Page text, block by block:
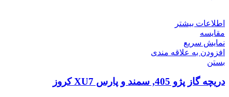
اطلاعات بیشتر
مقایسه
نمایش سریع
افزودن به علاقه مندی
بستن
دریچه گاز پژو 405, سمند و پارس XU7 کروز